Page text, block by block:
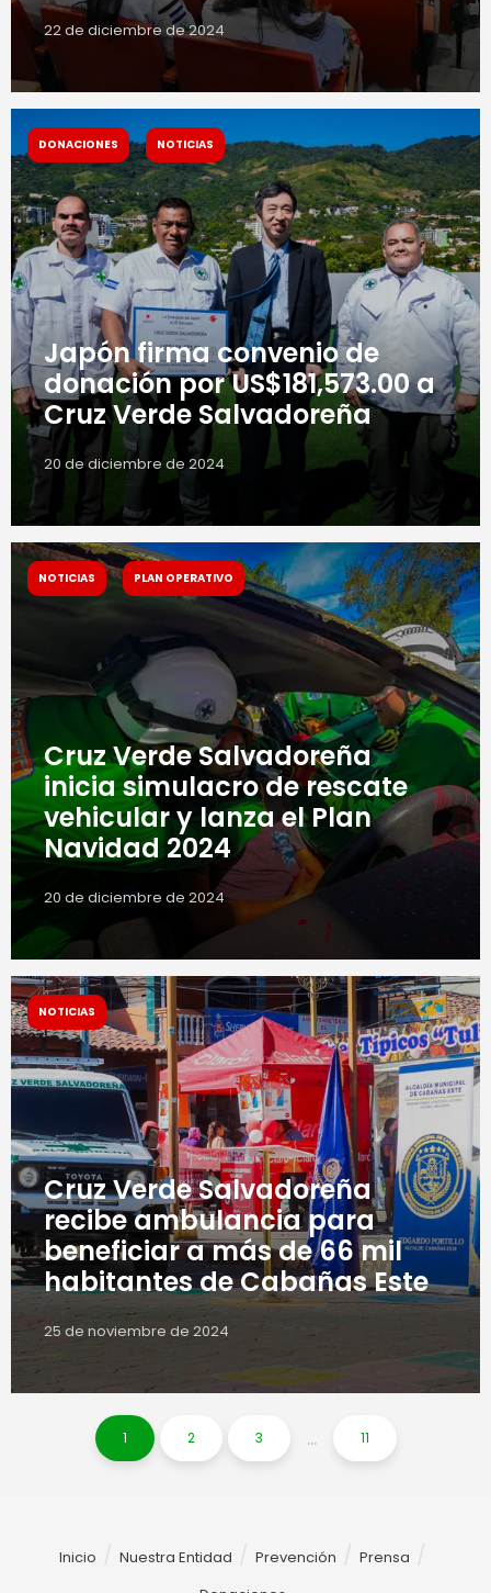
22 de diciembre de 2024
Japón firma convenio de
donación por US$181,573.00 a
Cruz Verde Salvadoreña
20 de diciembre de 2024
DONACIONES NOTICIAS
Cruz Verde Salvadoreña
inicia simulacro de rescate
vehicular y lanza el Plan
Navidad 2024
20 de diciembre de 2024
NOTICIAS PLAN OPERATIVO
Cruz Verde Salvadoreña
recibe ambulancia para
beneficiar a más de 66 mil
habitantes de Cabañas Este
25 de noviembre de 2024
NOTICIAS
1 2 3 ... 11
Inicio Nuestra Entidad Prevención
Prensa